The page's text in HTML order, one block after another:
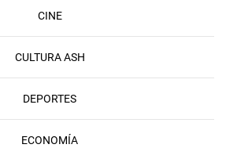
CINE
CULTURA ASH
DEPORTES
ECONOMÍA